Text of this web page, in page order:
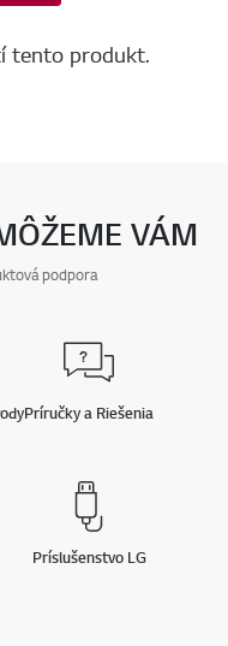
tento produkt.
VÁM
podpora
Príručky a Riešenia
Príslušenstvo LG